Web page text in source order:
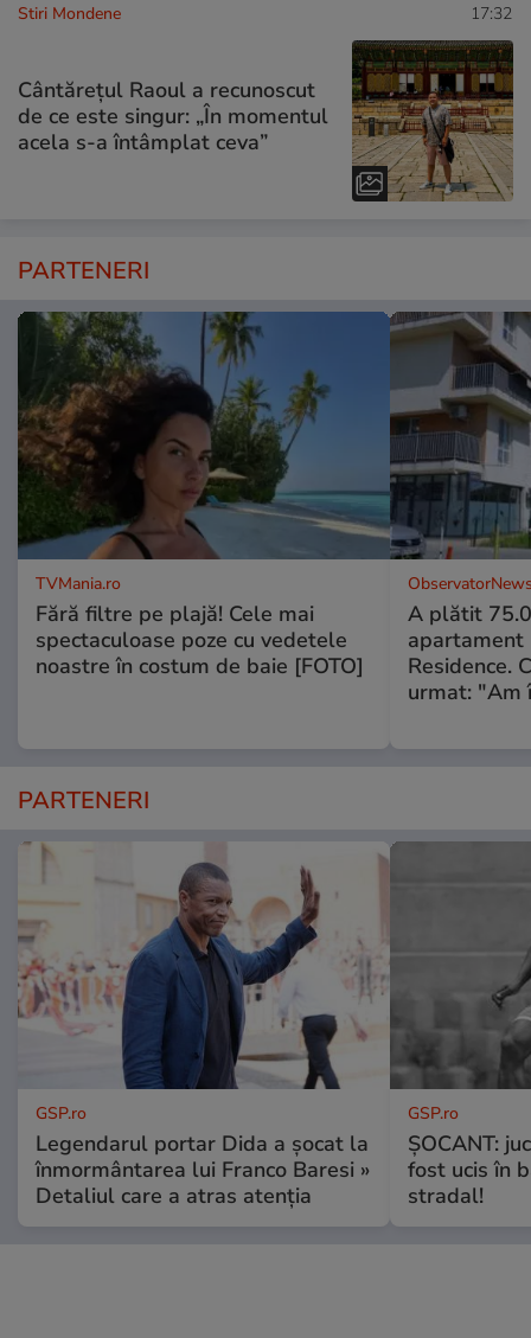
Stiri Mondene 17:32
Cântărețul Raoul a recunoscut
de ce este singur: „În momentul
acela s-a întâmplat ceva”
PARTENERI
TVMania.ro
Fără filtre pe plajă! Cele mai
spectaculoase poze cu vedetele
noastre în costum de baie [FOTO]
A plătit
apartament
Residence.
urmat: "Am
PARTENERI
GSP.ro
Legendarul portar Dida a șocat la
înmormântarea lui Franco Baresi »
Detaliul care a atras atenția
GSP.ro
ȘOCANT:
fost ucis în
stradal!